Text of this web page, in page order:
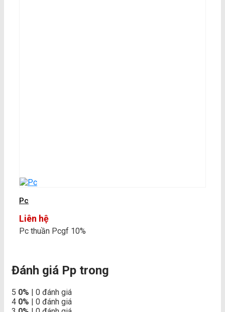
Pc
Liên hệ
Pc thuần Pcgf 10%
Đánh giá Pp trong
5 0% | 0 đánh giá
4 0% | 0 đánh giá